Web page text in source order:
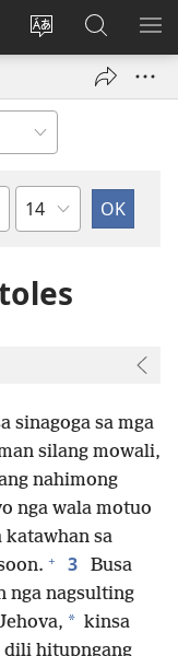
Ilisi
pinulongan
sa
site
Log
ug
window)
Pangitaa
sa
JW.ORG
Kapitulo
sinagoga sa mga
silang mowali,
nahimong
nga wala motuo
katawhan sa
+ 3
Busa
nga nagsulting
* kinsa
dili hitupngang